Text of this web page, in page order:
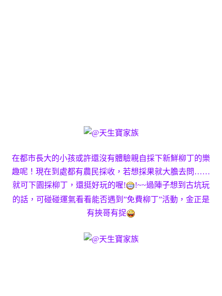
在都市長大的小孩或許還沒有體驗親自採下新鮮柳丁的樂
趣呢！現在到處都有農民採收，若想採果就大膽去問……
就可下園採柳丁，還挺好玩的喔!
!~~過陣子想到古坑玩
的話，可碰碰運氣看看能否遇到”免費柳丁”活動，金正是
有挾哥有捉